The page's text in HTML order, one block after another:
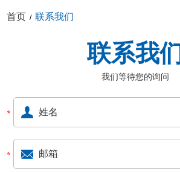
首页 /联系我们
联系我们
我们等待您的询问